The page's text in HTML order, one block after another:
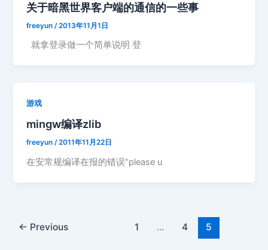
关于暗黑世界客户端的通信的一些事
freeyun /2013年11月1日
就拿登录做一个简单说明 登
游戏
mingw编译zlib
freeyun/2011年11月22日
在安常规编译在报的错误“please u
← Previous 1 … 4 5